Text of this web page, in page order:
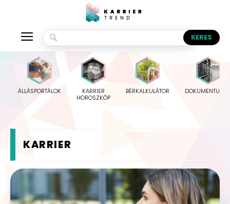
ÁLLÁSPORTÁLOK
KARRIER
HOROSZKÓP
BÉRKALKULÁTOR
KARRIER